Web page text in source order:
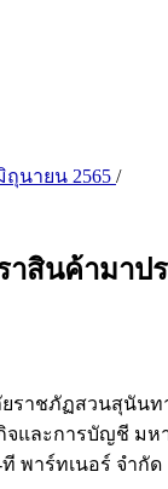
ถุนายน 2565 /
สินค้ามาป
ราชภัฏสวนสุนันท
จและการบัญชี มห
พาร์ทเนอร์ จำกัด